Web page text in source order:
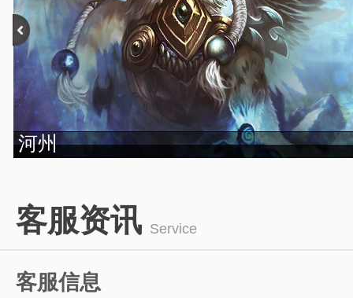
4
5
6
客服资讯 Service
客服信息